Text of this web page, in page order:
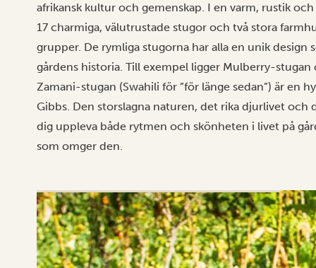
afrikansk kultur och gemenskap. I en varm, rustik
17 charmiga, välutrustade stugor och två stora
grupper. De rymliga stugorna har alla en unik
gårdens historia. Till exempel ligger Mulberry-
Zamani-stugan (Swahili för ”för länge sedan”) är en
Gibbs. Den storslagna naturen, det rika djurlivet
dig uppleva både rytmen och skönheten i livet på
som omger den.